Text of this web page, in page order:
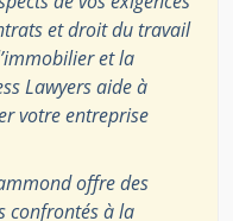
et droit du travail
et la
Lawyers aide à
votre entreprise
offre des
confrontés à la